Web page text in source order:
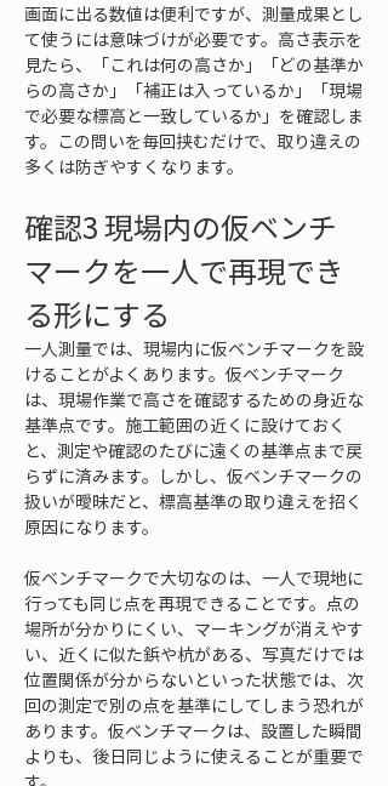
画面に出る数値は便利ですが、測量成果とし
て使うには意味づけが必要です。高さ表示を
見たら、「これは何の高さか」「どの基準か
らの高さか」「補正は入っているか」「現場
で必要な標高と一致しているか」を確認しま
す。この問いを毎回挟むだけで、取り違えの
多くは防ぎやすくなります。
確認3 現場内の仮ベンチ
マークを一人で再現でき
る形にする
一人測量では、現場内に仮ベンチマークを設
けることがよくあります。仮ベンチマーク
は、現場作業で高さを確認するための身近な
基準点です。施工範囲の近くに設けておく
と、測定や確認のたびに遠くの基準点まで戻
らずに済みます。しかし、仮ベンチマークの
扱いが曖昧だと、標高基準の取り違えを招く
原因になります。
仮ベンチマークで大切なのは、一人で現地に
行っても同じ点を再現できることです。点の
場所が分かりにくい、マーキングが消えやす
い、近くに似た鋲や杭がある、写真だけでは
位置関係が分からないといった状態では、次
回の測定で別の点を基準にしてしまう恐れが
あります。仮ベンチマークは、設置した瞬間
よりも、後日同じように使えることが重要で
す。